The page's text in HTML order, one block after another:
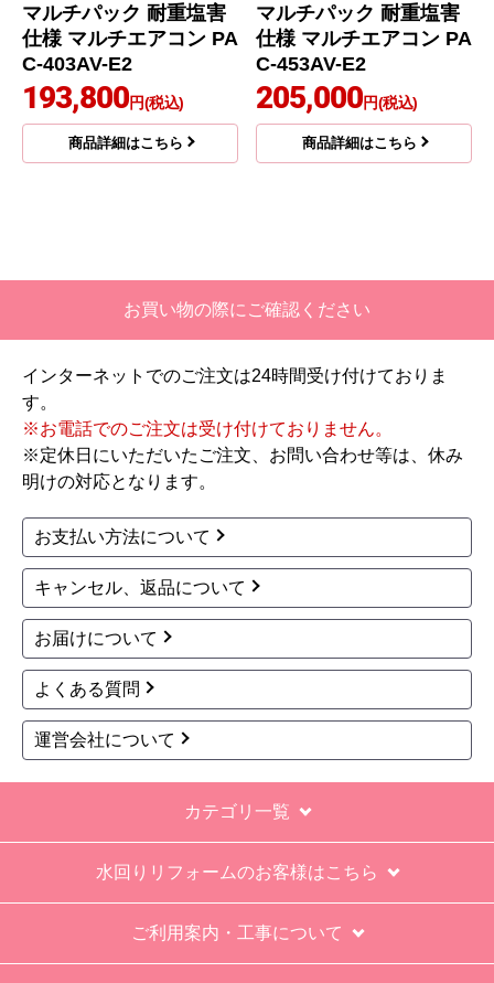
マルチパック 耐重塩害
仕様 マルチエアコン PA
C-403AV-E2
193,800円(税込)
商品詳細はこちら
マルチパック 耐重塩害
仕様 マルチエアコン PA
C-453AV-E2
205,000円(税込)
商品詳細はこちら
お買い物の際にご確認ください
インターネットでのご注文は24時間受け付けておりま
す。
※お電話でのご注文は受け付けておりません。
※定休日にいただいたご注文、お問い合わせ等は、休み
明けの対応となります。
お支払い方法について
キャンセル、返品について
お届けについて
よくある質問
運営会社について
カテゴリ一覧
水回りリフォームのお客様はこちら
ご利用案内・工事について